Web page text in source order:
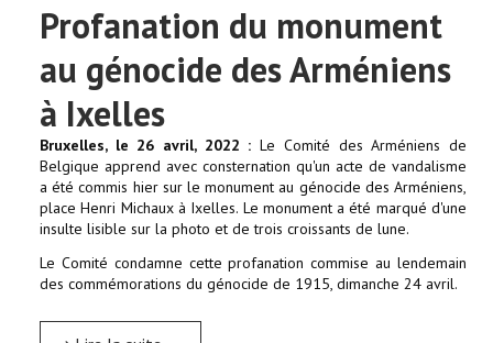
Profanation du monument
au génocide des Arméniens
à Ixelles
Bruxelles, le 26 avril, 2022 : Le Comité des Arméniens de
Belgique apprend avec consternation qu'un acte de vandalisme
a été commis hier sur le monument au génocide des Arméniens,
place Henri Michaux à Ixelles. Le monument a été marqué d'une
insulte lisible sur la photo et de trois croissants de lune.
Le Comité condamne cette profanation commise au lendemain
des commémorations du génocide de 1915, dimanche 24 avril.